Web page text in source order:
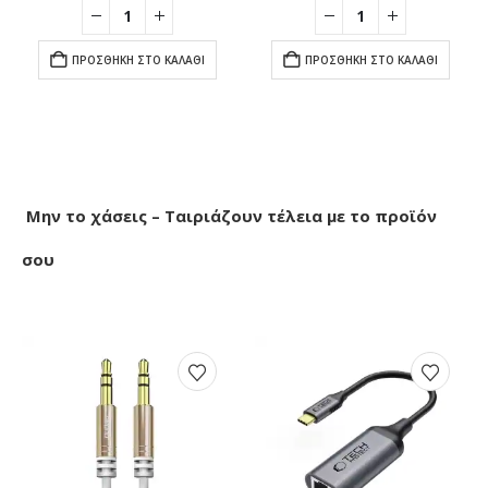
was:
€12.00.
€10.90.
ΠΡΟΣΘΉΚΗ ΣΤΟ ΚΑΛΆΘΙ
was:
€30.00.
€19.90.
ΠΡΟΣΘΉΚΗ ΣΤΟ ΚΑΛΆΘΙ
Μην το χάσεις – Ταιριάζουν τέλεια με το προϊόν
σου